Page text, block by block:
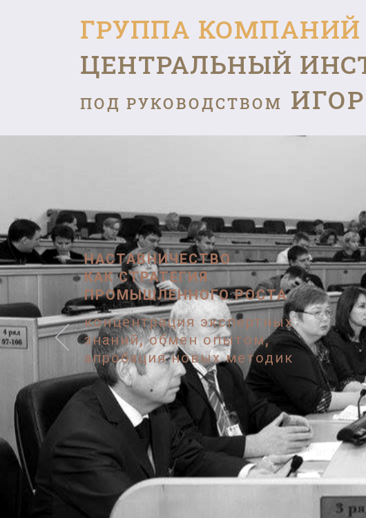
ГРУППА КОМПАНИЙ
ЦЕНТРАЛЬНЫЙ
ПОД РУКОВОДСТВОМ
НАСТАВНИЧЕСТВО
КАК СТРАТЕГИЯ
ПРОМЫШЛЕННОГО РОСТА
концентрация экспертных
знаний, обмен опытом,
апробация новых методик